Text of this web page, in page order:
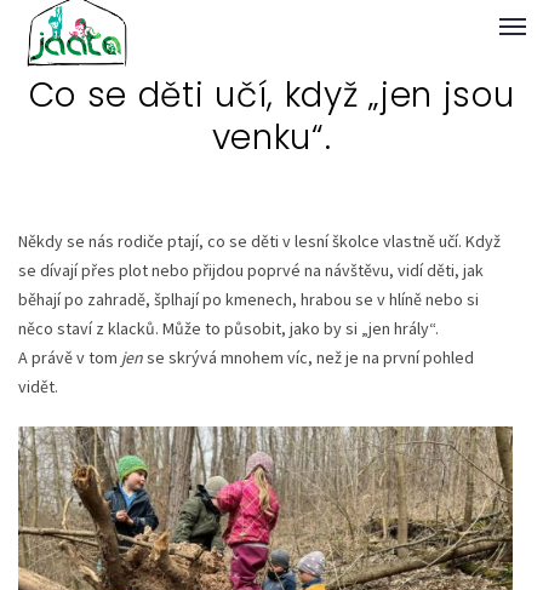
Co se děti učí, když „jen jsou
venku“.
Někdy se nás rodiče ptají, co se děti v lesní školce vlastně učí. Když
se dívají přes plot nebo přijdou poprvé na návštěvu, vidí děti, jak
běhají po zahradě, šplhají po kmenech, hrabou se v hlíně nebo si
něco staví z klacků. Může to působit, jako by si „jen hrály“.
A právě v tom jense skrývá mnohem víc, než je na první pohled
vidět.